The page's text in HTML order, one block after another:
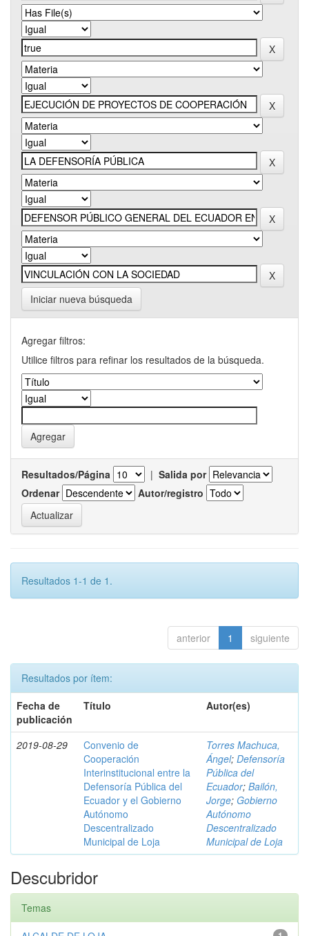
Iniciar nueva búsqueda
Agregar filtros:
Utilice filtros para refinar los resultados de la búsqueda.
Resultados/Página | Salida por
Ordenar
Autor/registro
Resultados 1-1 de 1.
anterior 1 siguiente
Resultados por ítem:
Fecha de
publicación
Título Autor(es)
2019-08-29
Convenio de
Cooperación
Interinstitucional entre la
Defensoría Pública del
Ecuador y el Gobierno
Autónomo
Descentralizado
Municipal de Loja
Torres Machuca,
Ángel; Defensoría
Pública del
Ecuador; Bailón,
Jorge; Gobierno
Autónomo
Descentralizado
Municipal de Loja
Descubridor
Temas